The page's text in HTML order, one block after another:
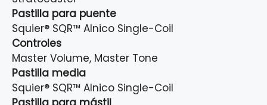
Pastilla para puente
Squier® SQR™ Alnico Single-Coil
Controles
Master Volume, Master Tone
Pastilla media
Squier® SQR™ Alnico Single-Coil